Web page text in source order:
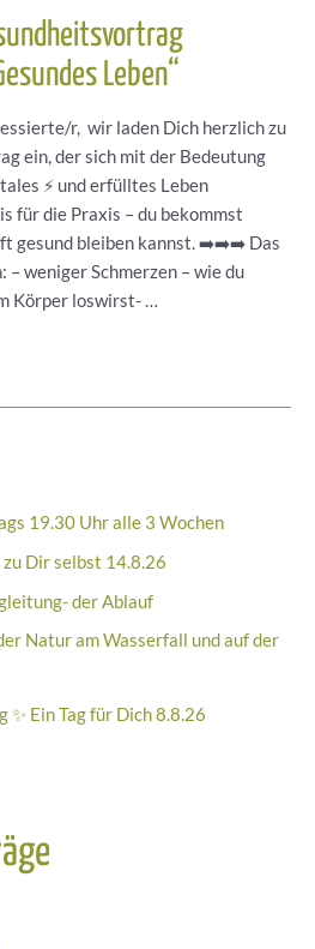
Leben“
r, wir laden Dich herzlich zu
ein, der sich mit der Bedeutung
⚡️ und erfülltes Leben
für die Praxis – du bekommst
gesund bleiben kannst. ➡️➡️➡️ Das
weniger Schmerzen – ⁠wie du
Körper loswirst- …
19.30 Uhr alle 3 Wochen
Dir selbst 14.8.26
der Ablauf
Natur am Wasserfall und auf der
✨ Ein Tag für Dich 8.8.26